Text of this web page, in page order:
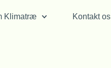
Klimatræ
Kontakt os